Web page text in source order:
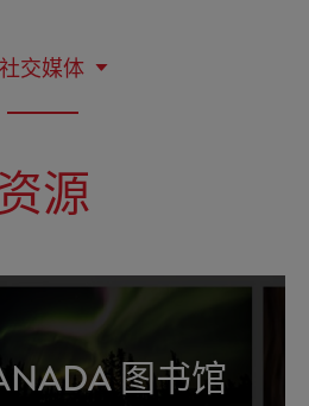
交媒体
源
图书馆